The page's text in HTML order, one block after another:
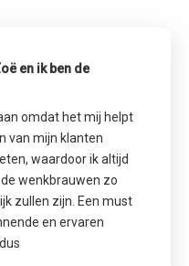
en ik ben de
omdat het mij helpt
van mijn klanten
waardoor ik altijd
wenkbrauwen zo
zullen zijn. Een must
en ervaren